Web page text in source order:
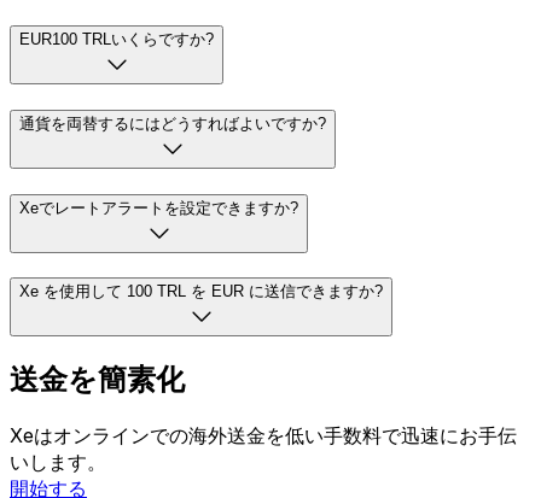
EUR100 TRLいくらですか?
通貨を両替するにはどうすればよいですか?
Xeでレートアラートを設定できますか?
Xe を使用して 100 TRL を EUR に送信できますか?
送金を簡素化
Xeはオンラインでの海外送金を低い手数料で迅速にお手伝
いします。
開始する